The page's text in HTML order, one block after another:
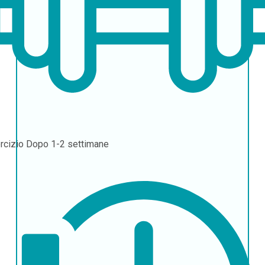
Dopo 1-2 settimane